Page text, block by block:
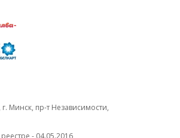
Минск, пр-т Независимости,
- 04.05.2016